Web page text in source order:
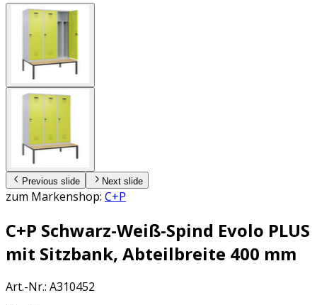
Previous slide Next slide
zum Markenshop: C+P
C+P Schwarz-Weiß-Spind Evolo PLUS
mit Sitzbank, Abteilbreite 400 mm
Art.-Nr.: A310452